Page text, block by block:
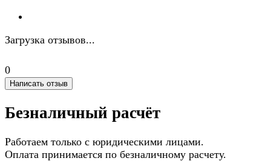
Загрузка отзывов...
0
Написать отзыв
Безналичный расчёт
Работаем только с юридическими лицами.
Оплата принимается по безналичному расчету.